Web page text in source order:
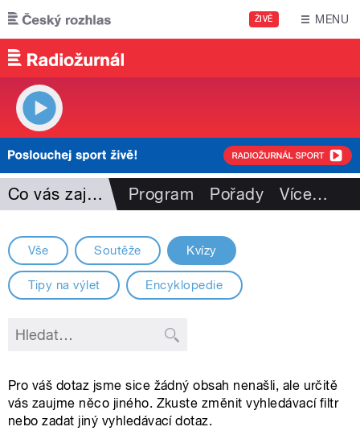
Přejít k hlavnímu obsahu
ŽIVĚ MENU
Co vás zajímá Program Pořady Více…
Vše Soutěže Kvízy
Tipy na výlet Encyklopedie
Pro váš dotaz jsme sice žádný obsah nenašli, ale určitě
vás zaujme něco jiného. Zkuste změnit vyhledávací filtr
nebo zadat jiný vyhledávací dotaz.